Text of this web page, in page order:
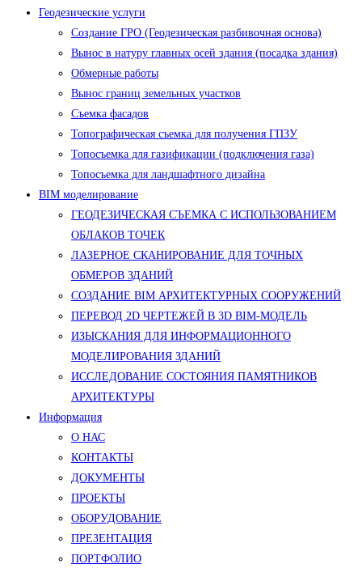
Геодезические услуги
Создание ГРО (Геодезическая разбивочная основа)
Вынос в натуру главных осей здания (посадка здания)
Обмерные работы
Вынос границ земельных участков
Съемка фасадов
Топографическая съемка для получения ГПЗУ
Топосъемка для газификации (подключения газа)
Топосъемка для ландшафтного дизайна
BIM моделирование
ГЕОДЕЗИЧЕСКАЯ СЪЕМКА С ИСПОЛЬЗОВАНИЕМ
ОБЛАКОВ ТОЧЕК
ЛАЗЕРНОЕ СКАНИРОВАНИЕ ДЛЯ ТОЧНЫХ
ОБМЕРОВ ЗДАНИЙ
СОЗДАНИЕ BIM АРХИТЕКТУРНЫХ СООРУЖЕНИЙ
ПЕРЕВОД 2D ЧЕРТЕЖЕЙ В 3D BIM-МОДЕЛЬ
ИЗЫСКАНИЯ ДЛЯ ИНФОРМАЦИОННОГО
МОДЕЛИРОВАНИЯ ЗДАНИЙ
ИССЛЕДОВАНИЕ СОСТОЯНИЯ ПАМЯТНИКОВ
АРХИТЕКТУРЫ
Информация
О НАС
КОНТАКТЫ
ДОКУМЕНТЫ
ПРОЕКТЫ
ОБОРУДОВАНИЕ
ПРЕЗЕНТАЦИЯ
ПОРТФОЛИО